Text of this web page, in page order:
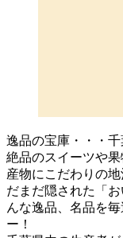
逸品の宝庫・・・千
絶品のスイーツや
産物にこだわりの
だまだ隠された「
んな逸品、名品を
ー！